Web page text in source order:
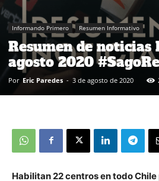
Informando Primero Resumen Informativo
Resumen de noticias
agosto 2020
Por Eric Paredes - 3 de agosto de 2020
Habilitan 22 centros en todo